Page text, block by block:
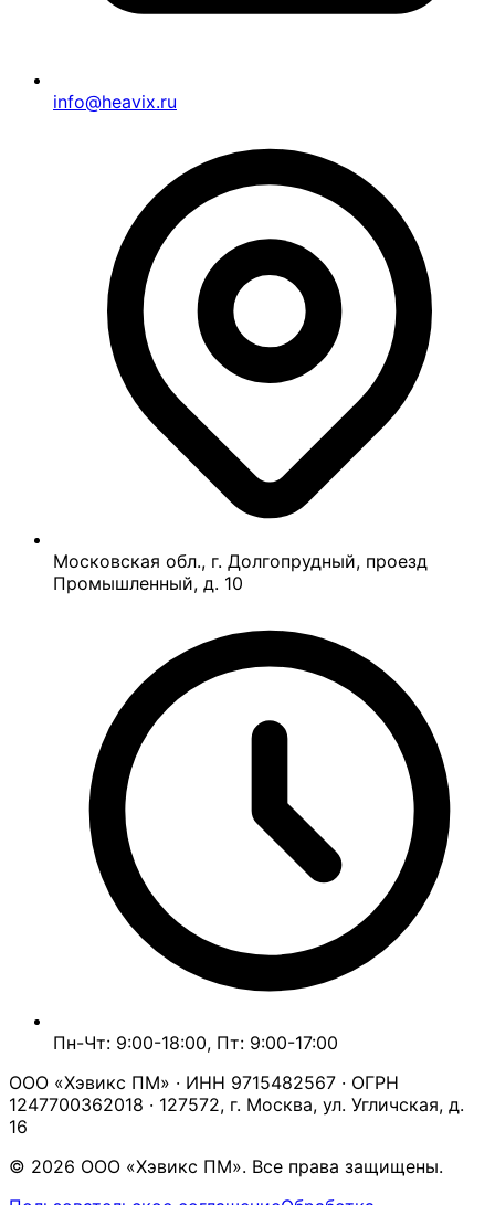
info@heavix.ru
Московская обл., г. Долгопрудный, проезд
Промышленный, д. 10
Пн-Чт: 9:00-18:00, Пт: 9:00-17:00
ООО «Хэвикс ПМ» · ИНН 9715482567 · ОГРН
1247700362018 · 127572, г. Москва, ул. Угличская, д.
16
© 2026 ООО «Хэвикс ПМ». Все права защищены.